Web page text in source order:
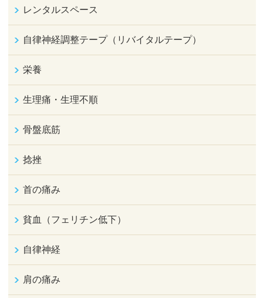
レンタルスペース
自律神経調整テープ（リバイタルテープ）
栄養
生理痛・生理不順
骨盤底筋
捻挫
首の痛み
貧血（フェリチン低下）
自律神経
肩の痛み